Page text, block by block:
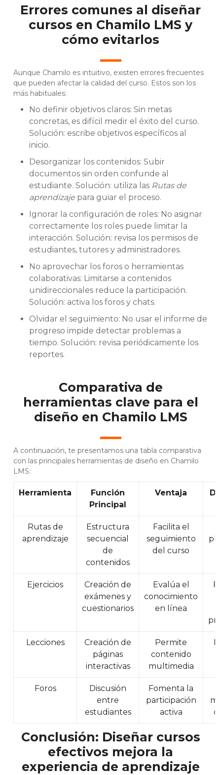
Errores comunes al diseñar
cursos en Chamilo LMS y
cómo evitarlos
Aunque Chamilo es intuitivo, existen errores frecuentes
que pueden afectar la calidad del curso. Estos son los
más habituales:
No definir objetivos claros: Sin metas
concretas, es difícil medir el éxito del curso.
Solución: escribe objetivos específicos al
inicio.
Desorganizar los contenidos: Subir
documentos sin orden confunde al
estudiante. Solución: utiliza las Rutas de
aprendizaje para guiar el proceso.
Ignorar la configuración de roles: No asignar
correctamente los roles puede limitar la
interacción. Solución: revisa los permisos de
estudiantes, tutores y administradores.
No aprovechar los foros o herramientas
colaborativas: Limitarse a contenidos
unidireccionales reduce la participación.
Solución: activa los foros y chats.
Olvidar el seguimiento: No usar el informe de
progreso impide detectar problemas a
tiempo. Solución: revisa periódicamente los
reportes.
Comparativa de
herramientas clave para el
diseño en Chamilo LMS
A continuación, te presentamos una tabla comparativa
con las principales herramientas de diseño en Chamilo
LMS:
Herramienta
Función
Principal
Ventaja
Rutas de
aprendizaje
Estructura
secuencial
de
contenidos
Facilita el
seguimiento
del curso
Ejercicios
Creación de
exámenes y
cuestionarios
Evalúa el
conocimiento
en línea
Lecciones
Creación de
páginas
interactivas
Permite
contenido
multimedia
Foros
Discusión
entre
estudiantes
Fomenta la
participación
activa
Conclusión: Diseñar cursos
efectivos mejora la
experiencia de aprendizaje